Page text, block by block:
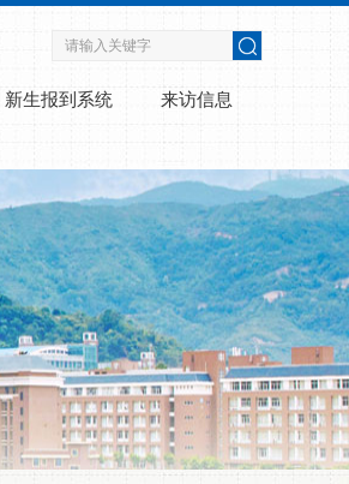
新生报到系统 来访信息